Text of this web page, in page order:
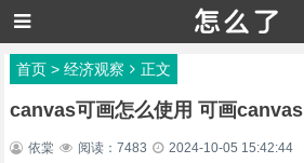
首页> 经济观察 正文
canvas可画怎么使用 可画canvas
依棠 阅读：7483 2024-10-05 15:42:44